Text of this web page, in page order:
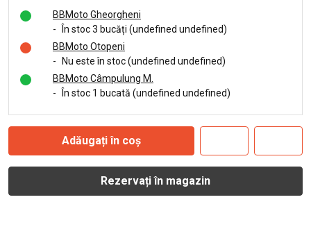
BBMoto Gheorgheni
-
În stoc 3 bucăți (undefined undefined)
BBMoto Otopeni
- Nu este în stoc (undefined undefined)
BBMoto Câmpulung M.
-
În stoc 1 bucată (undefined undefined)
Adăugați în coș
Rezervați în magazin